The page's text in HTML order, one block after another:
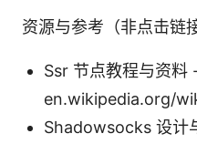
资源与参考（非点击链
Ssr 节点教程与资料
en.wikipedia.org/
Shadowsocks 设计